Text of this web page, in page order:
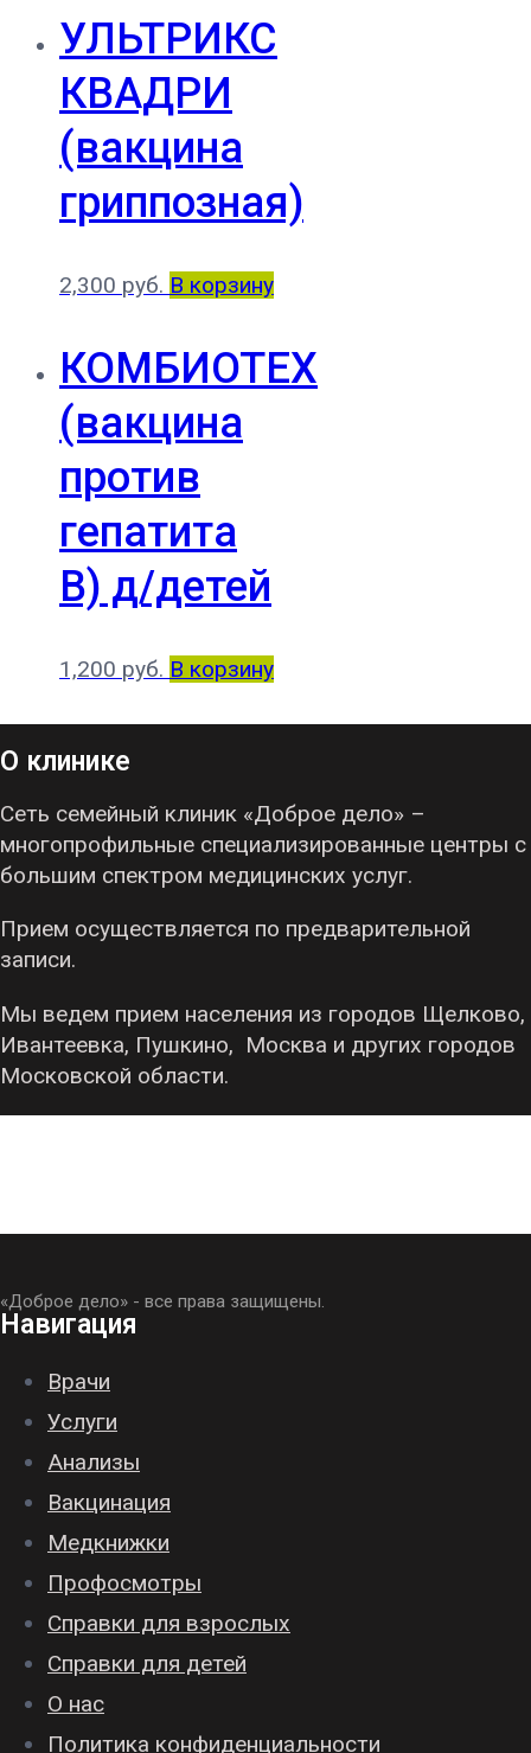
УЛЬТРИКС
КВАДРИ
(вакцина
гриппозная)
2,300 руб. В корзину
КОМБИОТЕХ
(вакцина
против
гепатита
В) д/детей
1,200 руб. В корзину
О клинике
Сеть семейный клиник «Доброе дело» –
многопрофильные специализированные центры с
большим спектром медицинских услуг.
Прием осуществляется по предварительной
записи.
Мы ведем прием населения из городов Щелково,
Ивантеевка, Пушкино, Москва и других городов
Московской области.
«Доброе дело» - все права защищены.
Навигация
Врачи
Услуги
Анализы
Вакцинация
Медкнижки
Профосмотры
Справки для взрослых
Справки для детей
О нас
Политика конфиденциальности